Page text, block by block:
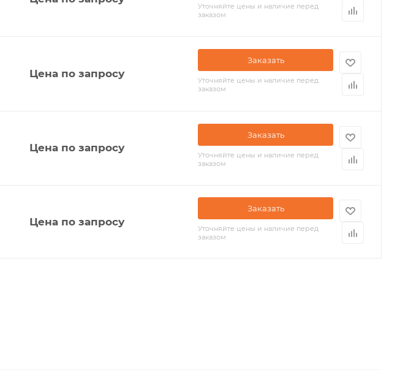
Уточняйте цены и наличие перед
заказом
Цена по запросу
Заказать
Уточняйте цены и наличие перед
заказом
Цена по запросу
Заказать
Уточняйте цены и наличие перед
заказом
Цена по запросу
Заказать
Уточняйте цены и наличие перед
заказом